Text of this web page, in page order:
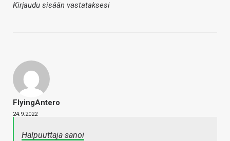
Kirjaudu sisään vastataksesi
FlyingAntero
24.9.2022
Halpuuttaja sanoi